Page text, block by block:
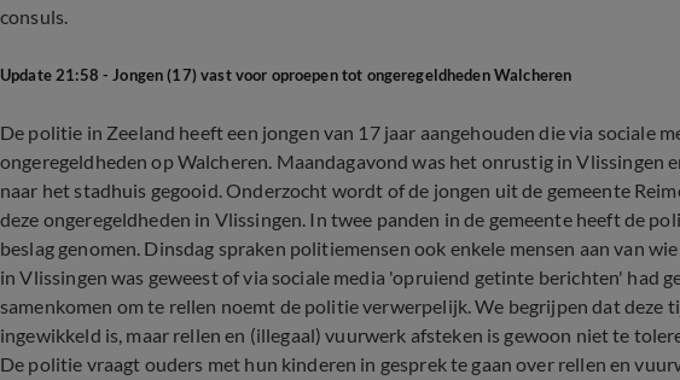
consuls.
Update 21:58 - Jongen (17) vast voor oproepen tot ongeregeldheden Walcheren
De politie in Zeeland heeft een jongen van 17 jaar aangehouden die via sociale
ongeregeldheden op Walcheren. Maandagavond was het onrustig in Vlissingen
naar het stadhuis gegooid. Onderzocht wordt of de jongen uit de gemeente
deze ongeregeldheden in Vlissingen. In twee panden in de gemeente heeft de
beslag genomen. Dinsdag spraken politiemensen ook enkele mensen aan van
in Vlissingen was geweest of via sociale media 'opruiend getinte berichten' had
samenkomen om te rellen noemt de politie verwerpelijk. We begrijpen dat deze
ingewikkeld is, maar rellen en (illegaal) vuurwerk afsteken is gewoon niet te
De politie vraagt ouders met hun kinderen in gesprek te gaan over rellen en